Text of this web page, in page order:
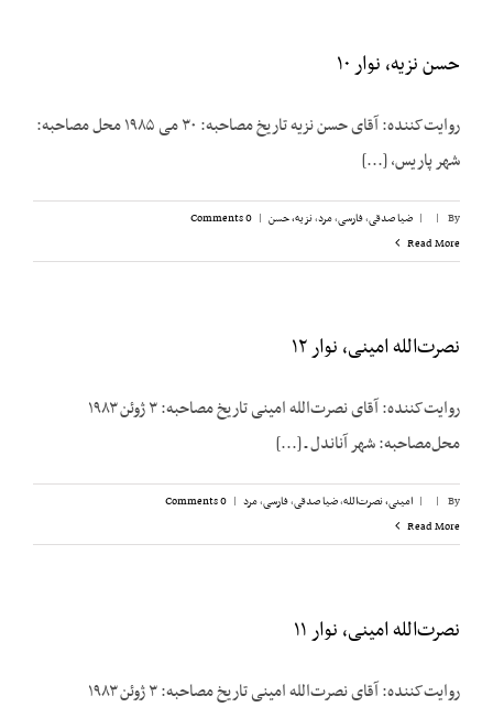
حسن نزیه، نوار ۱۰
روایت‌کننده: آقای حسن نزیه تاریخ مصاحبه: ۳۰ می ۱۹۸۵ محل مصاحبه:
شهر پاریس، [...]
By
|
| ضیا صدقی,فارسی,مرد,نزیه، حسن |
0 Comments
Read More
نصرت‌الله امینی، نوار ۱۲
روایت‌کننده: آقای نصرت‌الله امینی تاریخ مصاحبه: ۳ ژوئن ۱۹۸۳
محل‌مصاحبه: شهر آناندل ـ [...]
By
|
| امینی، نصرت‌الله,ضیا صدقی,فارسی,مرد |
0 Comments
Read More
نصرت‌الله امینی، نوار ۱۱
روایت‌کننده: آقای نصرت‌الله امینی تاریخ مصاحبه: ۳ ژوئن ۱۹۸۳